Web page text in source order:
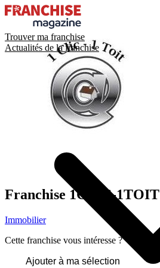
Trouver ma franchise
Actualités de la franchise
Franchise 1CLIC-1TOIT
Immobilier
Cette franchise vous intéresse ?
Ajouter à ma sélection